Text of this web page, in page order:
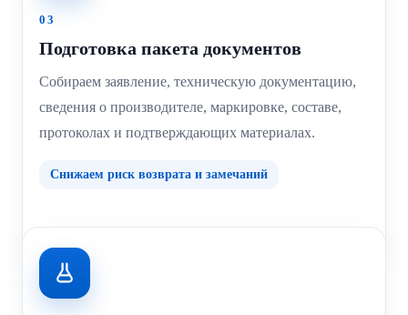
03
Подготовка пакета документов
Собираем заявление, техническую документацию,
сведения о производителе, маркировке, составе,
протоколах и подтверждающих материалах.
Снижаем риск возврата и замечаний